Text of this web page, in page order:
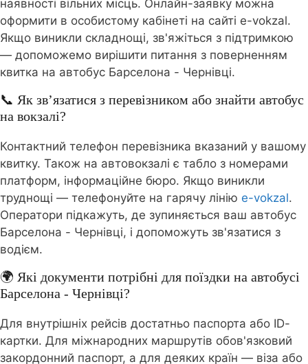
наявності вільних місць. Онлайн-заявку можна
оформити в особистому кабінеті на сайті e-vokzal.
Якщо виникли складнощі, зв'яжіться з підтримкою
— допоможемо вирішити питання з поверненням
квитка на автобус Барселона - Чернівці.
📞 Як зв’язатися з перевізником або знайти автобус
на вокзалі?
Контактний телефон перевізника вказаний у вашому
квитку. Також на автовокзалі є табло з номерами
платформ, інформаційне бюро. Якщо виникли
труднощі — телефонуйте на гарячу лінію e-vokzal.
Оператори підкажуть, де зупиняється ваш автобус
Барселона - Чернівці, і допоможуть зв'язатися з
водієм.
🌍 Які документи потрібні для поїздки на автобусі
Барселона - Чернівці?
Для внутрішніх рейсів достатньо паспорта або ID-
картки. Для міжнародних маршрутів обов'язковий
закордонний паспорт, а для деяких країн — віза або